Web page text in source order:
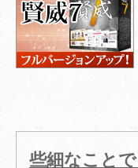
些細なこと